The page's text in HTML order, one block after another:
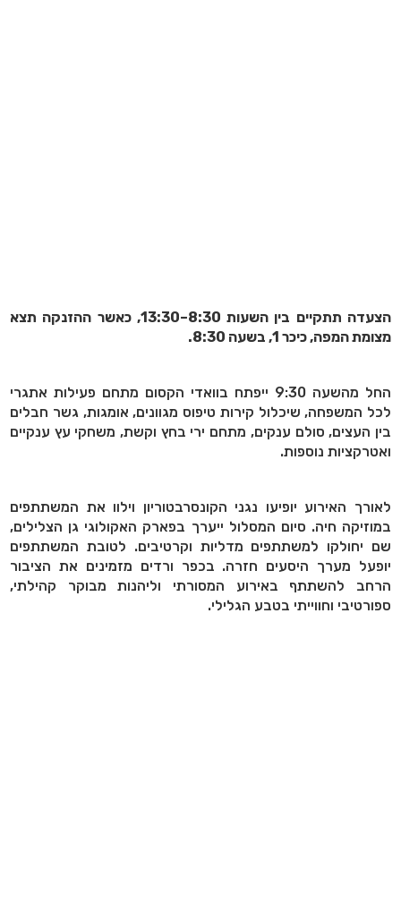
הצעדה תתקיים בין השעות 8:30–13:30, כאשר ההזנקה תצא
מצומת המפה, כיכר 1, בשעה 8:30.
החל מהשעה 9:30 ייפתח בוואדי הקסום מתחם פעילות אתגרי
לכל המשפחה, שיכלול קירות טיפוס מגוונים, אומגות, גשר חבלים
בין העצים, סולם ענקים, מתחם ירי בחץ וקשת, משחקי עץ ענקיים
ואטרקציות נוספות.
לאורך האירוע יופיעו נגני הקונסרבטוריון וילוו את המשתתפים
במוזיקה חיה. סיום המסלול ייערך בפארק האקולוגי גן הצלילים,
שם יחולקו למשתתפים מדליות וקרטיבים. לטובת המשתתפים
יופעל מערך היסעים חזרה. בכפר ורדים מזמינים את הציבור
הרחב להשתתף באירוע המסורתי וליהנות מבוקר קהילתי,
ספורטיבי וחווייתי בטבע הגלילי.